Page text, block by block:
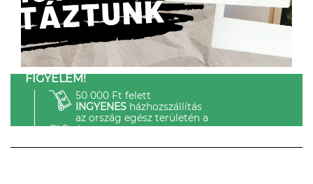
FIGYELEM!
50 000 Ft felett
INGYENESházhozszállítás
az ország egész területén a
GLS-el.